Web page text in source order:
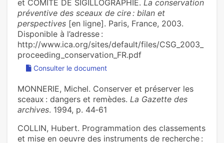
et COMITÉ DE SIGILLOGRAPHIE. La conservation
préventive des sceaux de cire : bilan et
perspectives [en ligne]. Paris, France, 2003.
Disponible à l’adresse :
http://www.ica.org/sites/default/files/CSG_2003_
proceeding_conservation_FR.pdf
Consulter le document
MONNERIE, Michel. Conserver et préserver les
sceaux : dangers et remèdes. La Gazette des
archives. 1994, p. 44‑61
COLLIN, Hubert. Programmation des classements
et mise en oeuvre des instruments de recherche :